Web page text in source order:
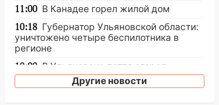
11:00 В Канадее горел жилой дом
10:18 Губернатор Ульяновской области:
уничтожено четыре беспилотника в
регионе
10:00 В Ульяновске дотла сгорел
легковой автомобиль
Другие новости